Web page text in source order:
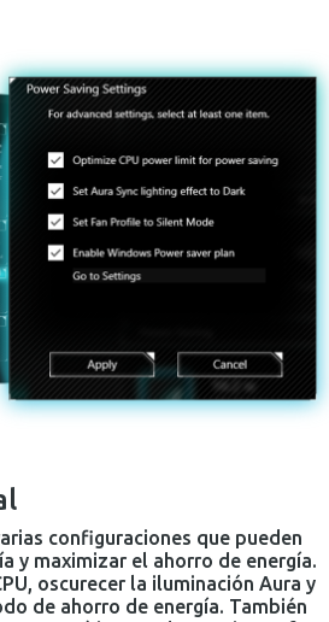
configuraciones que pueden
y maximizar el ahorro de energía.
oscurecer la iluminación Aura y
de ahorro de energía. También